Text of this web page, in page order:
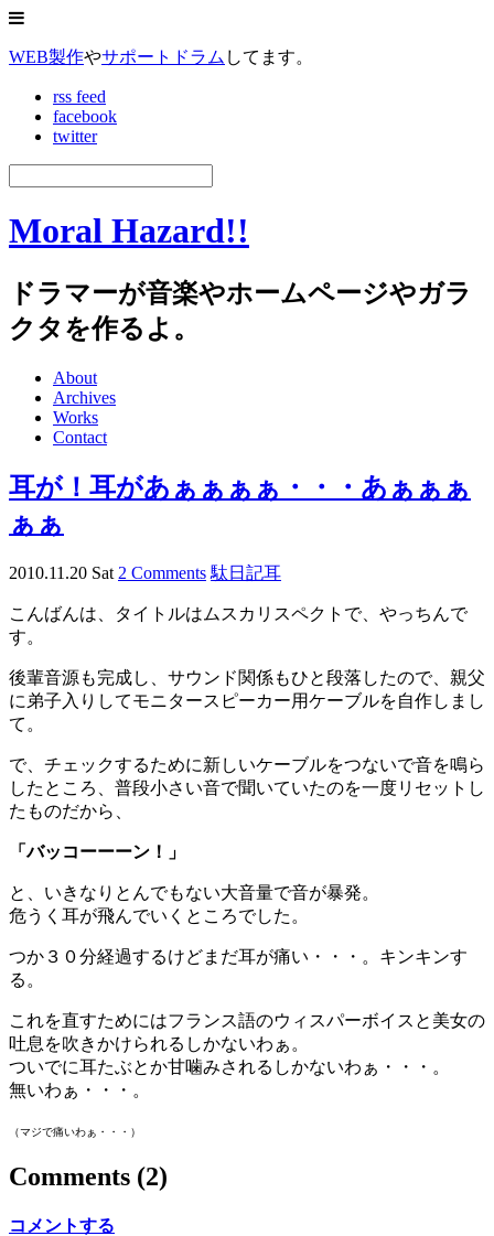
WEB製作やサポートドラム してます。
rss feed
facebook
twitter
Moral Hazard!!
ドラマーが音楽やホームページやガラ
クタを作るよ。
About
Archives
Works
Contact
耳が！耳があぁぁぁぁ・・・あぁぁぁ
ぁぁ
2010.11.20 Sat 2 Comments 駄日記耳
こんばんは、タイトルはムスカリスペクトで、やっちんで
す。
後輩音源も完成し、サウンド関係もひと段落したので、親父
に弟子入りしてモニタースピーカー用ケーブルを自作しまし
て。
で、チェックするために新しいケーブルをつないで音を鳴ら
したところ、普段小さい音で聞いていたのを一度リセットし
たものだから、
「バッコーーーン！」
と、いきなりとんでもない大音量で音が暴発。
危うく耳が飛んでいくところでした。
つか３０分経過するけどまだ耳が痛い・・・。キンキンす
る。
これを直すためにはフランス語のウィスパーボイスと美女の
吐息を吹きかけられるしかないわぁ。
ついでに耳たぶとか甘噛みされるしかないわぁ・・・。
無いわぁ・・・。
（マジで痛いわぁ・・・）
Comments (2)
コメントする